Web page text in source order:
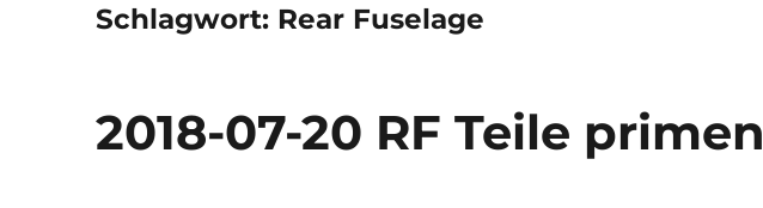
Schlagwort: Rear Fuselage
2018-07-20 RF Teile primen